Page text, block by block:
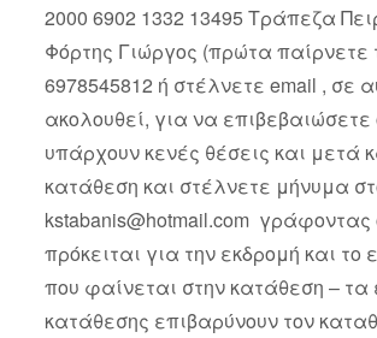
2000 6902 1332 13495 Τράπεζα
Φόρτης Γιώργος (πρώτα παίρνετε
6978545812 ή στέλνετε email , σε
ακολουθεί, για να επιβεβαιώσετε
υπάρχουν κενές θέσεις και μετά
κατάθεση και στέλνετε μήνυμα
kstabanis@hotmail.comγράφοντας
πρόκειται για την εκδρομή και το
που φαίνεται στην κατάθεση – τα
κατάθεσης επιβαρύνουν τον